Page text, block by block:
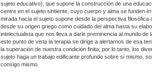
sujeto educativo), que supone la construcción de una
centre en el sujeto sintiente, cuyo cuerpo y alma se funden
mirada hacia el sujeto supone desde la perspectiva
desde su origen griego como cuidado del alma hasta su
intelectualista que nos lleva a darle preminencia al mundo
este punto de vista la terapia se dirige a alertarnos de esa
la superación de nuestra condición finita; por lo tanto, los
sujeto haga un trabajo edificante profundo sobre sí mismo,
consigo mismo.